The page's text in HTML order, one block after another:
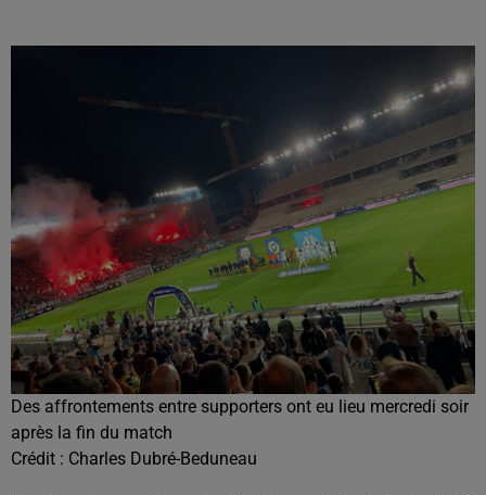
Des affrontements entre supporters ont eu lieu mercredi soir
après la fin du match
Crédit : Charles Dubré-Beduneau